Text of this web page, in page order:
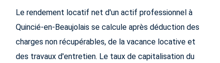
Le rendement locatif net d'un actif professionnel à
Quincié-en-Beaujolais se calcule après déduction des
charges non récupérables, de la vacance locative et
des travaux d'entretien. Le taux de capitalisation du